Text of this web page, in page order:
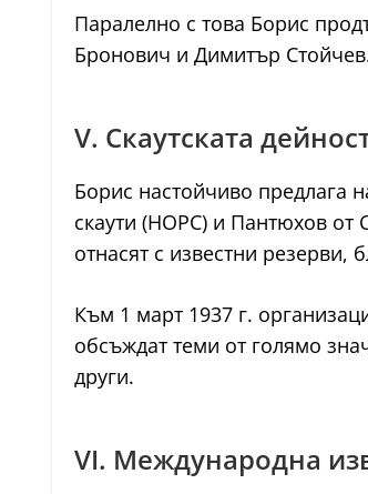
Паралелно с това Борис
Бронович и Димитър
V. Скаутската
Борис настойчиво предлага
скаути (НОРС) и Пантюхов от
отнасят с известни резерви,
Към 1 март 1937 г.
обсъждат теми от голямо
други.
VI. Международна